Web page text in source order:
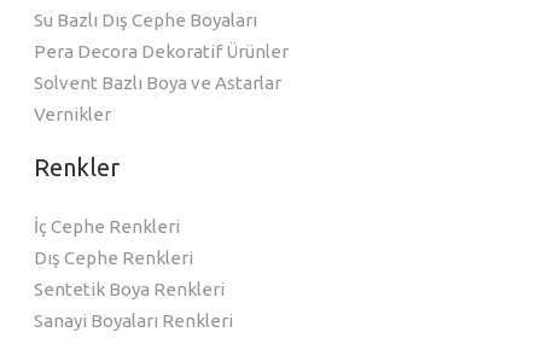
Su Bazlı Dış Cephe Boyaları
Pera Decora Dekoratif Ürünler
Solvent Bazlı Boya ve Astarlar
Vernikler
Renkler
İç Cephe Renkleri
Dış Cephe Renkleri
Sentetik Boya Renkleri
Sanayi Boyaları Renkleri